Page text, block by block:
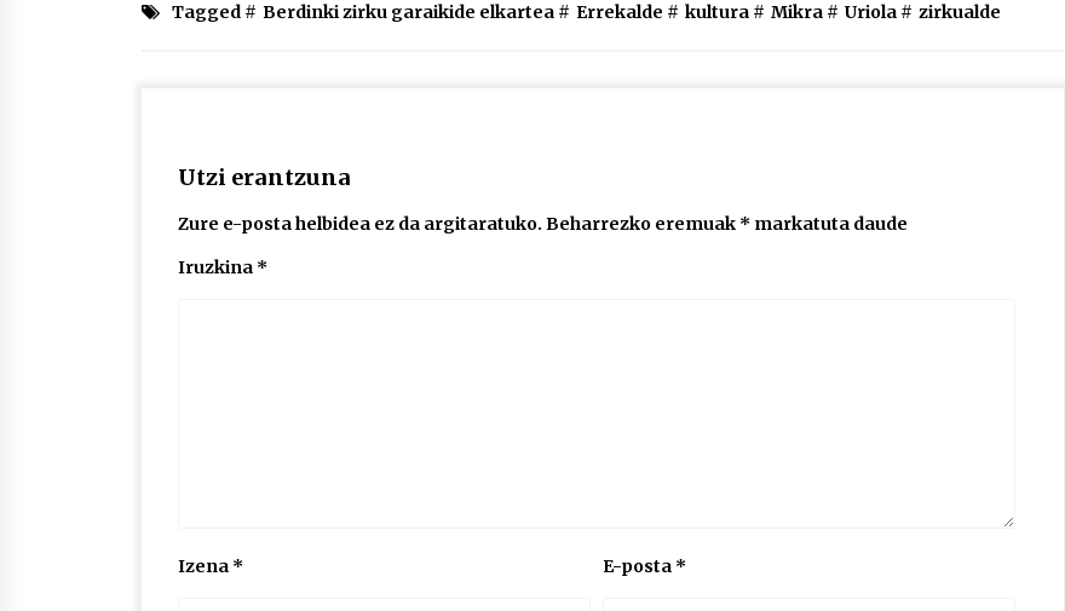
edo
Tagged # Berdinki zirku garaikide elkartea # Errekalde # kultura # Mikra # Uriola # zirkualde
Utzi erantzuna
Zure e-posta helbidea ez da argitaratuko. Beharrezko eremuak * markatuta daude
Iruzkina *
Izena * E-posta *